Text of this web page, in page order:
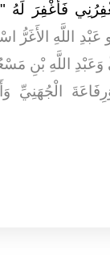
فَأَغْفِرَ لَهُ ‏"
اللَّهِ الأَغَرُّ
اللَّهِ بْنِ
الْجُهَنِيِّ